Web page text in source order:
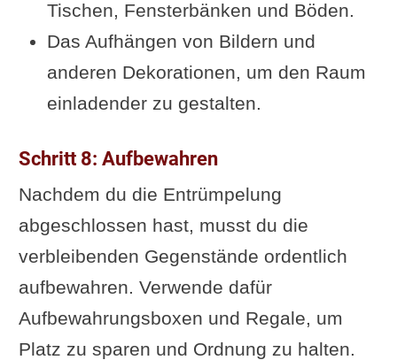
Tischen, Fensterbänken und Böden.
Das Aufhängen von Bildern und
anderen Dekorationen, um den Raum
einladender zu gestalten.
Schritt 8: Aufbewahren
Nachdem du die Entrümpelung
abgeschlossen hast, musst du die
verbleibenden Gegenstände ordentlich
aufbewahren. Verwende dafür
Aufbewahrungsboxen und Regale, um
Platz zu sparen und Ordnung zu halten.